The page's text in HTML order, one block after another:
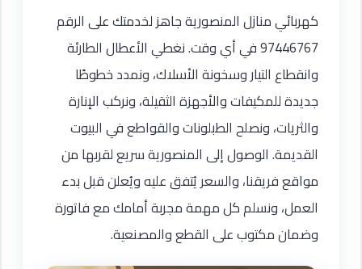
كهربائي منازل المنصورية جاهز لخدمتك على الرقم
97446767 في أي وقت. نغطي الأعطال الطارئة
وانقطاع التيار وسخونة الأسلاك، ونمدد خطوطًا
جديدة للمكيفات والأجهزة الثقيلة، ونركب الإنارة
والثريات، ونصلح الطبلونات والقواطع في البيوت
القديمة. الوصول إلى المنصورية سريع لقربها من
مواقع فريقنا، والسعر يُتفق عليه ويُعلن قبل بدء
العمل، ونسلم كل مهمة مجربة أمامك مع فاتورة
وضمان مكتوب على القطع والمصنعية.